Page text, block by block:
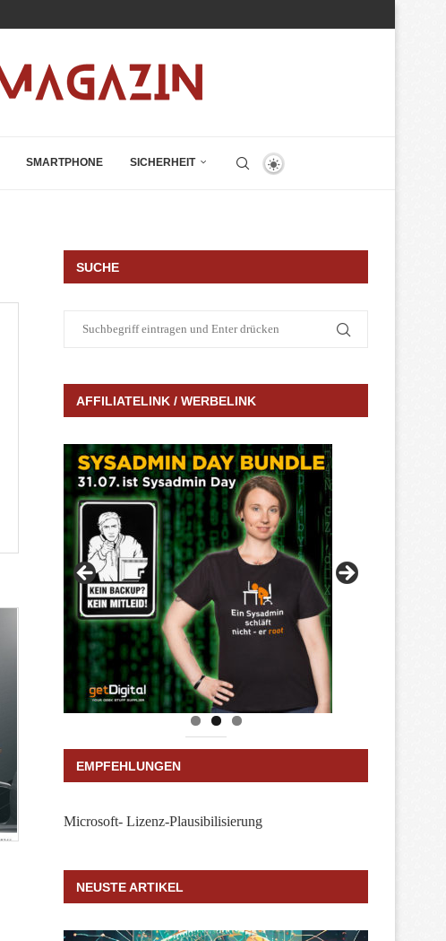
SMARTPHONE SICHERHEIT
SUCHE
AFFILIATELINK / WERBELINK
EMPFEHLUNGEN
Microsoft- Lizenz-Plausibilisierung
NEUSTE ARTIKEL